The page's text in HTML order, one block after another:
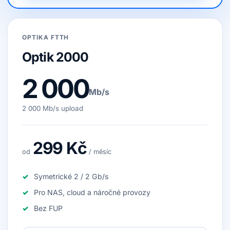
OPTIKA FTTH
Optik 2000
2 000Mb/s
2 000 Mb/s upload
od 299 Kč / měsíc
Symetrické 2 / 2 Gb/s
Pro NAS, cloud a náročné provozy
Bez FUP